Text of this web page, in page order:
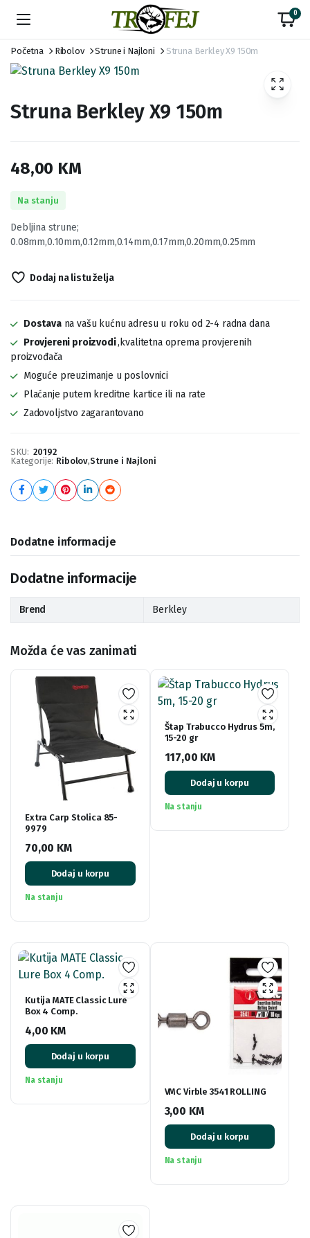
0
Početna Ribolov Strune i Najloni Struna Berkley X9 150m
Struna Berkley X9 150m
48,00 KM
Na stanju
Debljina strune;
0.08mm,0.10mm,0.12mm,0.14mm,0.17mm,0.20mm,0.25mm
Dodaj na listu želja
Dostavana vašu kućnu adresu u roku od 2-4 radna dana
Provjereni proizvodi,kvalitetna oprema provjerenih
proizvođača
Moguće preuzimanje u poslovnici
Plaćanje putem kreditne kartice ili na rate
Zadovoljstvo zagarantovano
SKU: 20192
Kategorije: Ribolov,Strune i Najloni
Dodatne informacije
Dodatne informacije
Brend Berkley
Možda će vas zanimati
Extra Carp Stolica 85-
9979
70,00 KM
Dodaj u korpu
Na stanju
Štap Trabucco Hydrus 5m,
15-20 gr
117,00 KM
Dodaj u korpu
Na stanju
Kutija MATE Classic Lure
Box 4 Comp.
4,00 KM
Dodaj u korpu
Na stanju
VMC Virble 3541 ROLLING
3,00 KM
Dodaj u korpu
Na stanju